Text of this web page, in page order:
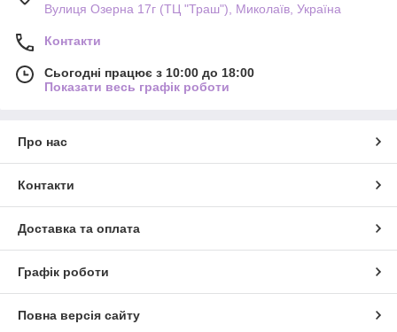
Вулиця Озерна 17г (ТЦ "Траш"), Миколаїв, Україна
Контакти
Сьогодні працює з 10:00 до 18:00
Показати весь графік роботи
Про нас
Контакти
Доставка та оплата
Графік роботи
Повна версія сайту